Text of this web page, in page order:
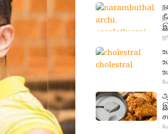
narambuthalar
chi,
pasalaikeerai
cholestral